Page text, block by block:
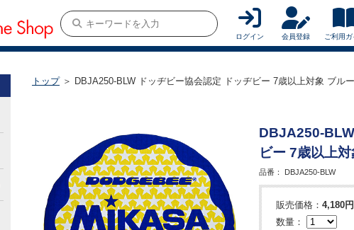
ログイン 会員登録 ご利用
トップ＞ DBJA250-BLW ドッヂビー協会認定 ドッヂビー 7歳以上対象 ブルー
DBJA250-
ビー 7歳以上
品番： DBJA250-BLW
販売価格： 4,180円
数量：